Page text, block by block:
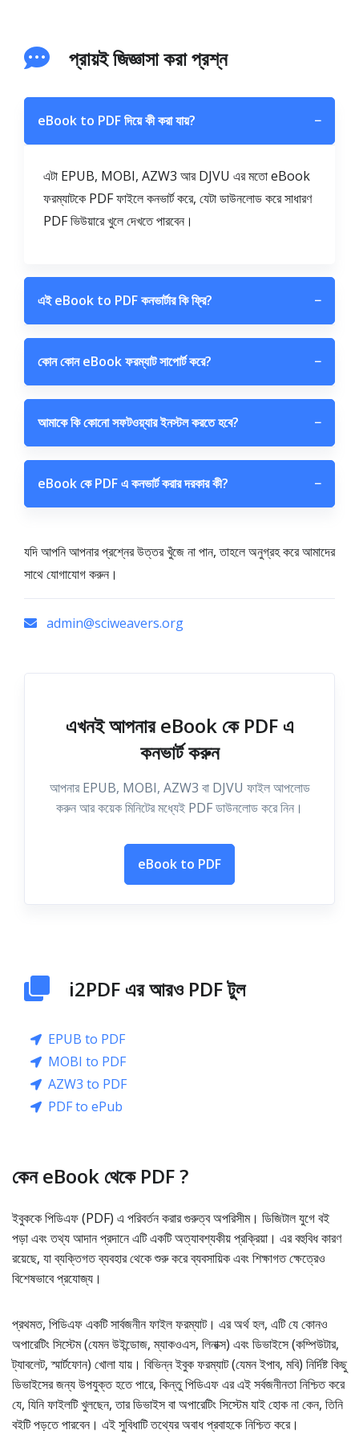
প্রায়ই জিজ্ঞাসা করা প্রশ্ন
eBook to PDF দিয়ে কী করা যায়? −
এটা EPUB, MOBI, AZW3 আর DJVU এর মতো eBook
ফরম্যাটকে PDF ফাইলে কনভার্ট করে, যেটা ডাউনলোড করে সাধারণ
PDF ভিউয়ারে খুলে দেখতে পারবেন।
এই eBook to PDF কনভার্টার কি ফ্রি? −
কোন কোন eBook ফরম্যাট সাপোর্ট করে? −
আমাকে কি কোনো সফটওয়্যার ইনস্টল করতে হবে? −
eBook কে PDF এ কনভার্ট করার দরকার কী? −
যদি আপনি আপনার প্রশ্নের উত্তর খুঁজে না পান, তাহলে অনুগ্রহ করে আমাদের
সাথে যোগাযোগ করুন।
admin@sciweavers.org
এখনই আপনার eBook কে PDF এ
কনভার্ট করুন
আপনার EPUB, MOBI, AZW3 বা DJVU ফাইল আপলোড
করুন আর কয়েক মিনিটের মধ্যেই PDF ডাউনলোড করে নিন।
eBook to PDF
i2PDF এর আরও PDF টুল
EPUB to PDF
MOBI to PDF
AZW3 to PDF
PDF to ePub
কেন eBook থেকে PDF ?
ইবুককে পিডিএফ (PDF) এ পরিবর্তন করার গুরুত্ব অপরিসীম। ডিজিটাল যুগে বই
পড়া এবং তথ্য আদান প্রদানে এটি একটি অত্যাবশ্যকীয় প্রক্রিয়া। এর বহুবিধ কারণ
রয়েছে, যা ব্যক্তিগত ব্যবহার থেকে শুরু করে ব্যবসায়িক এবং শিক্ষাগত ক্ষেত্রেও
বিশেষভাবে প্রযোজ্য।
প্রথমত, পিডিএফ একটি সার্বজনীন ফাইল ফরম্যাট। এর অর্থ হল, এটি যে কোনও
অপারেটিং সিস্টেম (যেমন উইন্ডোজ, ম্যাকওএস, লিনাক্স) এবং ডিভাইসে (কম্পিউটার,
ট্যাবলেট, স্মার্টফোন) খোলা যায়। বিভিন্ন ইবুক ফরম্যাট (যেমন ইপাব, মবি) নির্দিষ্ট কিছু
ডিভাইসের জন্য উপযুক্ত হতে পারে, কিন্তু পিডিএফ এর এই সর্বজনীনতা নিশ্চিত করে
যে, যিনি ফাইলটি খুলছেন, তার ডিভাইস বা অপারেটিং সিস্টেম যাই হোক না কেন, তিনি
বইটি পড়তে পারবেন। এই সুবিধাটি তথ্যের অবাধ প্রবাহকে নিশ্চিত করে।